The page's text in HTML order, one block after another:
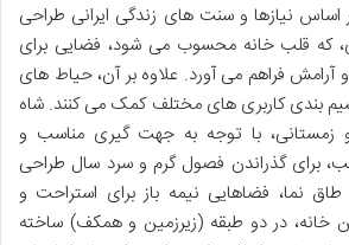
اساس نیازها و سنت های زندگی ایرانی طراحی
که قلب خانه محسوب می شود، فضایی برای
فراهم می آورد. علاوه بر آن، حیاط های
بندی کاربری های مختلف کمک می کنند. شاه
زمستانی، با توجه به جهت گیری مناسب و
برای گذراندن فصول گرم و سرد سال طراحی
نما، فضاهایی نیمه باز برای استراحت و
خانه، در دو طبقه (زیرزمین و همکف) ساخته